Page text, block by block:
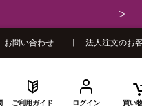
ご利用ガイド ログイン 買い
お問い合わせ 法人注文のお